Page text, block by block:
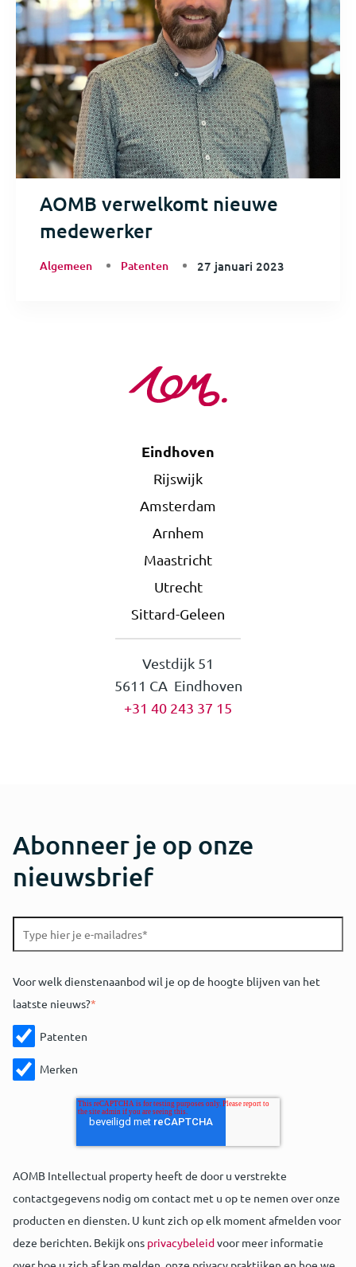
AOMB verwelkomt nieuwe
medewerker
Algemeen Patenten 27 januari 2023
Eindhoven
Rijswijk
Amsterdam
Arnhem
Maastricht
Utrecht
Sittard-Geleen
Vestdijk 51
5611 CA Eindhoven
+31 40 243 37 15
Abonneer je op onze
nieuwsbrief
Voor welk dienstenaanbod wil je op de hoogte blijven van het
laatste nieuws?*
Patenten
Merken
AOMB Intellectual property heeft de door u verstrekte
contactgegevens nodig om contact met u op te nemen over onze
producten en diensten. U kunt zich op elk moment afmelden voor
deze berichten. Bekijk ons privacybeleidvoor meer informatie